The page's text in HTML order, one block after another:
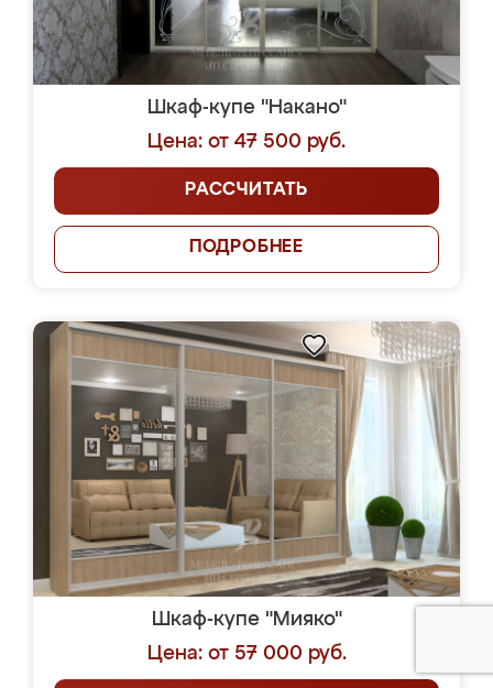
Шкаф-купе "Накано"
Цена: от 47 500 руб.
РАССЧИТАТЬ
ПОДРОБНЕЕ
Шкаф-купе "Мияко"
Цена: от 57 000 руб.